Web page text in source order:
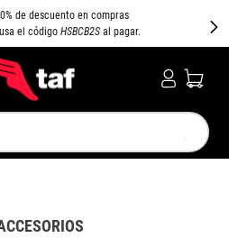
de descuento en compras
el código HSBCB2Sal pagar.
SPEZIAL